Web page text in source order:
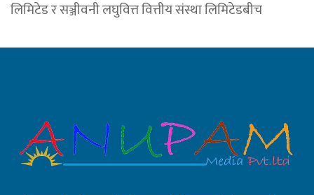
लिमिटेड र सञ्जीवनी लघुवित्त वित्तीय संस्था लिमिटेडबीच